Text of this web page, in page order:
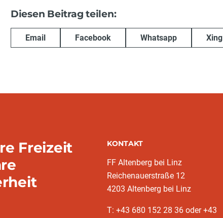
Diesen Beitrag teilen:
Email Facebook Whatsapp Xing
Freizeit
KONTAKT
FF Altenberg bei Linz
Reichenauerstraße 12
4203 Altenberg bei Linz
T: +43 680 152 28 36 oder +43